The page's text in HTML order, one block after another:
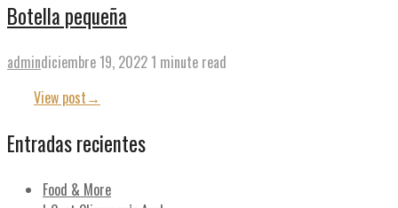
Botella pequeña
admindiciembre 19, 2022 1 minute read
View post→
Entradas recientes
Food & More